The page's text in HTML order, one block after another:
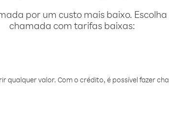
por um custo mais baixo.
chamada com tarifas baixas:
qualquer valor. Com o crédito, é possível fazer